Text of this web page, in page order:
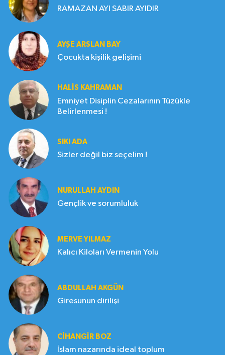
RAMAZAN AYI SABIR AYIDIR
AYŞE ARSLAN BAY
Çocukta kişilik gelişimi
HALIS KAHRAMAN
Emniyet Disiplin Cezalarının Tüzükle
Belirlenmesi !
SIKI ADA
Sizler değil biz seçelim !
NURULLAH AYDIN
Gençlik ve sorumluluk
MERVE YILMAZ
Kalıcı Kiloları Vermenin Yolu
ABDULLAH AKGÜN
Giresunun dirilişi
CIHANGIR BOZ
İslam nazarında ideal toplum